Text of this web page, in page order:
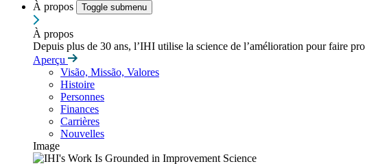
À propos
Toggle submenu
À propos
Depuis plus de 30 ans, l’IHI utilise la science de l’amélioration pour faire
Aperçu
Visão, Missão, Valores
Histoire
Personnes
Finances
Carrières
Nouvelles
Image